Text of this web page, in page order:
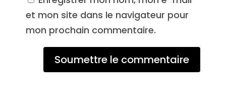
et mon site dans le navigateur pour
mon prochain commentaire.
Soumettre le commentaire